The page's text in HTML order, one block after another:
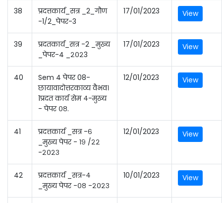
38
प्रदत्तकार्य_सत्र _2_गौण
-1/2_पेपर-3
17/01/2023 View
39
प्रदतकार्य_सत्र -2 _मुख्य
_पेपर-4 _२०२3
17/01/2023 View
40
Sem 4 पेपर 08-
छायावादोत्तरकाव्य वैभव।
1प्रदत कार्य सेम ४-मुख्य
- पेपर ०८.
12/01/2023 View
41
प्रदत्तकार्य _सत्र -६
_मुख्य पेपर - १९ /२२
-२०२३
12/01/2023 View
42
प्रदत्तकार्य _सत्र-४
_मुख्य पेपर -०८ -२०२३
10/01/2023 View